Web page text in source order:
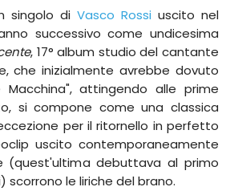
singolo diVasco Rossi uscito nel
successivo come undicesima
, 17° album studio del cantante
che inizialmente avrebbe dovuto
Macchina", attingendo alle prime
si compone come una classica
per il ritornello in perfetto
uscito contemporaneamente
(quest'ultima debuttava al primo
le liriche del brano.